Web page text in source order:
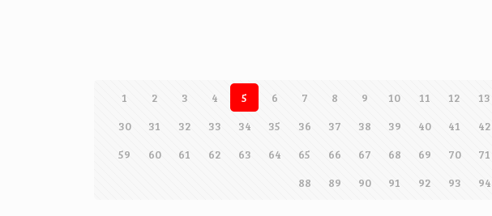
1 2 3 4 5 6 7 8 9 10 11 12 13
30
31 32 33 34 35 36 37 38 39 40 41 42
59
60 61 62 63 64 65 66 67 68 69 70 71
88
89 90 91 92 93 94